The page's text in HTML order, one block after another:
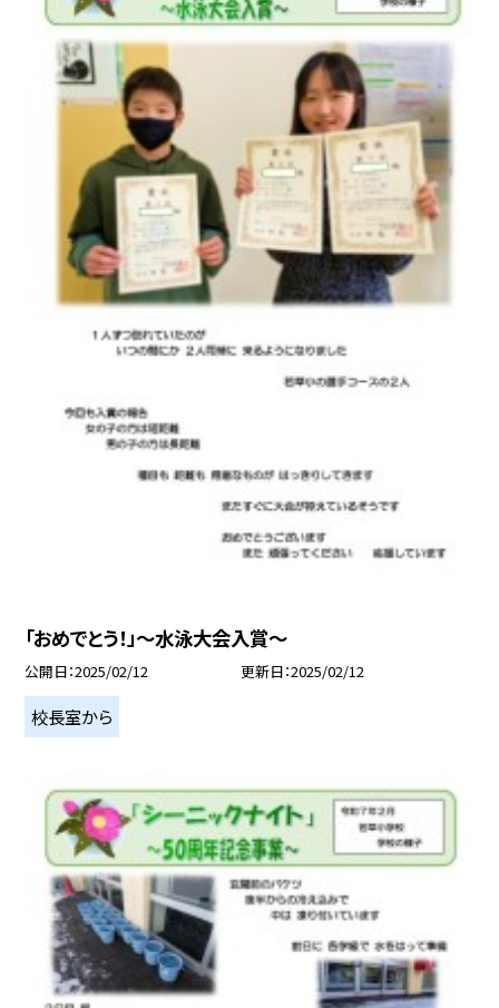
「おめでとう！」～水泳大会入賞～
公開日 2025/02/12 更新日 2025/02/12
校長室から